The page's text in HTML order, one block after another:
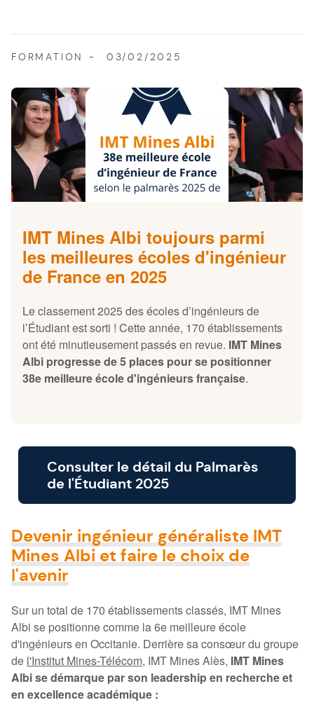
FORMATION 03/02/2025
IMT Mines Albi toujours parmi
les meilleures écoles d'ingénieur
de France en 2025
Le classement 2025 des écoles d’ingénieurs de
l’Étudiant est sorti ! Cette année, 170 établissements
ont été minutieusement passés en revue. IMT Mines
Albi progresse de 5 places pour se positionner
38e meilleure école d'ingénieurs française.
Consulter le détail du Palmarès
de l'Étudiant 2025
Devenir ingénieur généraliste IMT
Mines Albi et faire le choix de
l'avenir
Sur un total de 170 établissements classés, IMT Mines
Albi se positionne comme la 6e meilleure école
d'ingénieurs en Occitanie. Derrière sa consœur du groupe
de l'Institut Mines-Télécom, IMT Mines Alès, IMT Mines
Albi se démarque par son leadership en recherche et
en excellence académique :